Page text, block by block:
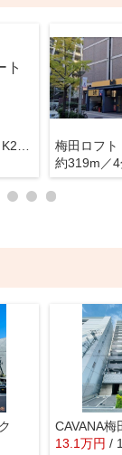
梅田ロフト
約319m／
13.1万円 /